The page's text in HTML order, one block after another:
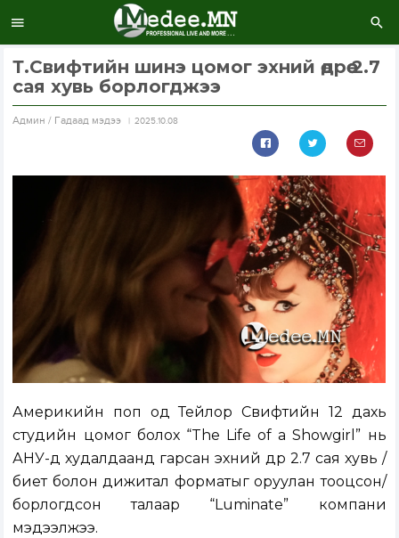
Т.Свифтийн шинэ цомог эхний өдрөө 2.7
сая хувь борлогджээ
Aдмин / Гадаад мэдээ 2025.10.08
Америкийн поп од Тейлор Свифтийн 12 дахь
студийн цомог болох “The Life of a Showgirl” нь
АНУ-д худалдаанд гарсан эхний өдрөө 2.7 сая хувь /
биет болон дижитал форматыг оруулан тооцсон/
борлогдсон талаар “Luminate” компани
мэдээлжээ.